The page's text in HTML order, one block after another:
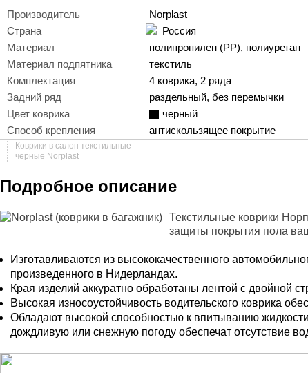
Производитель
Norplast
Страна
Россия
Материал
полипропилен (PP), полиуретан
Материал подпятника
текстиль
Комплектация
4 коврика, 2 ряда
Задний ряд
раздельный, без перемычки
Цвет коврика
черный
Способ крепления
антискользящее покрытие
Коврики в салон текстильные
черные Norplast
Подробное описание
Текстильные коврики
защиты покрытия пола
Изготавливаются из высококачественного
произведенного в Нидерландах.
Края изделий аккуратно обработаны лентой с двойной
Высокая износоустойчивость водительского коврика
Обладают высокой способностью к впитыванию
дождливую или снежную погоду обеспечат отсутствие